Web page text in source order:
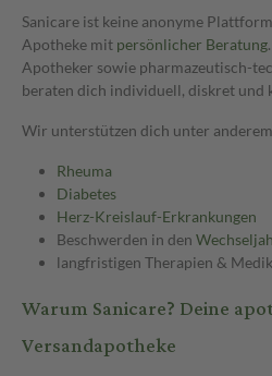
Sanicare ist keine anonyme
Apotheke mit persönlicher Beratung
Apotheker sowie pharmazeutisch-
beraten dich individuell, diskret und
Wir unterstützen dich unter
Rheuma
Diabetes
Herz-Kreislauf-Erkrankungen
Beschwerden in den
langfristigen Therapien &
Warum Sanicare? Deine
Versandapotheke